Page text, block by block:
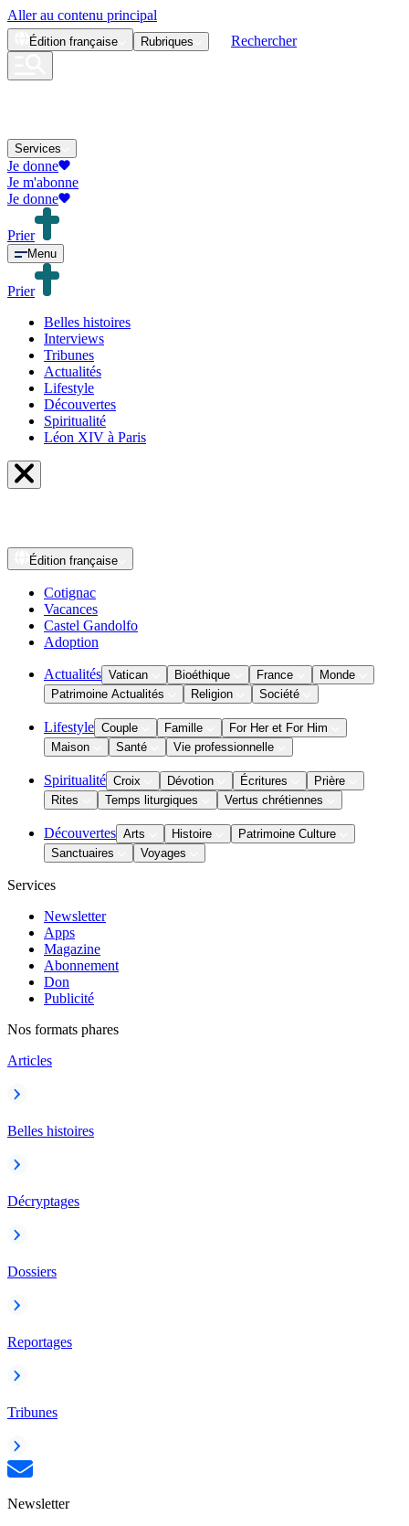
Aller au contenu principal
Édition française Rubriques Rechercher
Services
Je donne
Je m'abonne
Je donne
Prier
Menu
Prier
Belles histoires
Interviews
Tribunes
Actualités
Lifestyle
Découvertes
Spiritualité
Léon XIV à Paris
Édition française
Cotignac
Vacances
Castel Gandolfo
Adoption
Actualités Vatican Bioéthique France
Monde
Patrimoine Actualités
Religion Société
Lifestyle Couple Famille
For Her et For Him
Maison
Santé Vie professionnelle
Spiritualité Croix Dévotion Écritures
Prière
Rites
Temps liturgiques Vertus chrétiennes
Découvertes Arts Histoire
Patrimoine Culture
Sanctuaires
Voyages
Services
Newsletter
Apps
Magazine
Abonnement
Don
Publicité
Nos formats phares
Articles
Belles histoires
Décryptages
Dossiers
Reportages
Tribunes
Newsletter